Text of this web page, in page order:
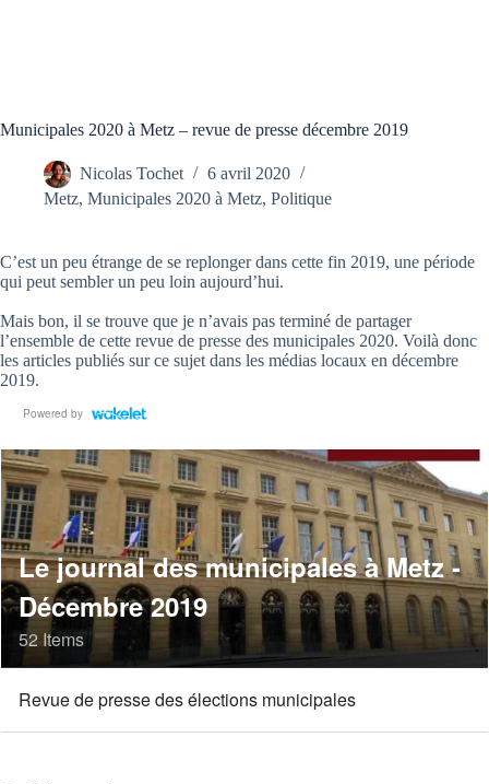
Municipales 2020 à Metz – revue de presse décembre 2019
Nicolas Tochet
6 avril 2020
Metz, Municipales 2020 à Metz, Politique
C’est un peu étrange de se replonger dans cette fin 2019, une période
qui peut sembler un peu loin aujourd’hui.
Mais bon, il se trouve que je n’avais pas terminé de partager
l’ensemble de cette revue de presse des municipales 2020. Voilà donc
les articles publiés sur ce sujet dans les médias locaux en décembre
2019.